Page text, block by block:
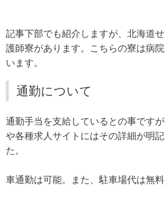
記事下部でも紹介しますが、北海道
護師寮があります。こちらの寮は病
います。
通勤について
通勤手当を支給しているとの事です
や各種求人サイトにはその詳細が明
た。
車通勤は可能。また、駐車場代は無料